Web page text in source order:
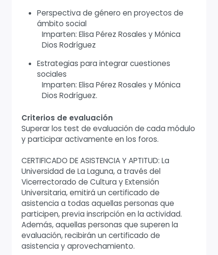
Perspectiva de género en proyectos de
ámbito social
Imparten: Elisa Pérez Rosales y Mónica
Dios Rodríguez
Estrategias para integrar cuestiones
sociales
Imparten: Elisa Pérez Rosales y Mónica
Dios Rodríguez.
Criterios de evaluación
Superar los test de evaluación de cada módulo
y participar activamente en los foros.
CERTIFICADO DE ASISTENCIA Y APTITUD: La
Universidad de La Laguna, a través del
Vicerrectorado de Cultura y Extensión
Universitaria, emitirá un certificado de
asistencia a todas aquellas personas que
participen, previa inscripción en la actividad.
Además, aquellas personas que superen la
evaluación, recibirán un certificado de
asistencia y aprovechamiento.